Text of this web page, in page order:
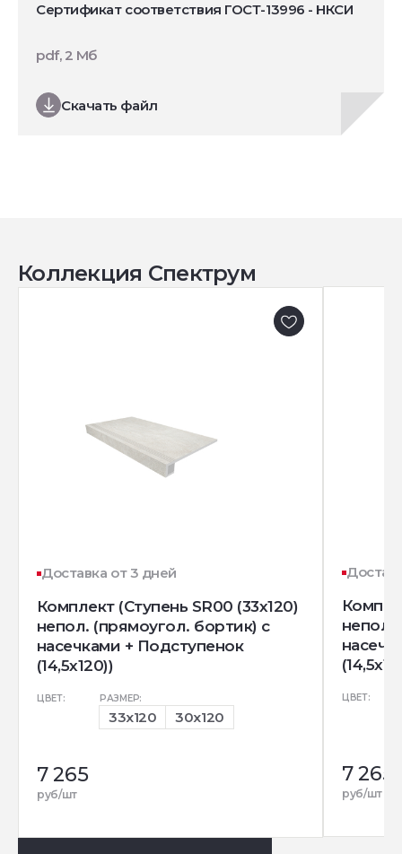
Сертификат соответствия ГОСТ-13996 - НКСИ
Скачать файл
pdf, 2 Мб
Коллекция Спектрум
Доставка от 3 дней
Комплект (Ступень SR00 (33x120)
непол. (прямоугол. бортик) с
насечками + Подступенок
(14,5x120))
ЦВЕТ: РАЗМЕР:
33x120 30x120
7 265
руб/шт
непол.
ЦВЕТ:
7 265
руб/шт